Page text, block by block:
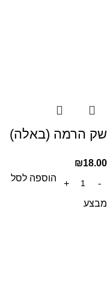
שק הרמה (באלה)
₪18.00
הוספה לסל
מבצע